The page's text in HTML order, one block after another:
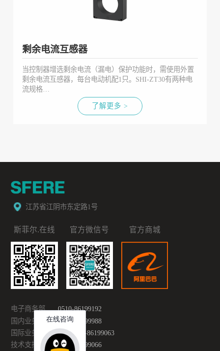
剩余电流互感器
当控制器增选剩余电流（漏电）保护功能时，需使用外置
剩余电流互感器，每台电动机配1只。SHI-ZT30有两种电
流规格…
了解更多 >
江苏省江阴市东定路1号
斯菲尔.在线 官方微信号 官方商城
电子商务部
0510-86199192
国内业务部
0510-86199988
国际业务部
0086-510-86199063
技术支持
0510-86199066